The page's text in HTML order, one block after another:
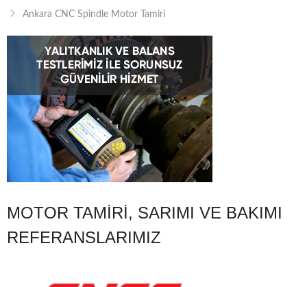
Ankara CNC Spindle Motor Tamiri
MOTOR TAMIRI, SARIMI VE BAKIMI
REFERANSLARIMIZ